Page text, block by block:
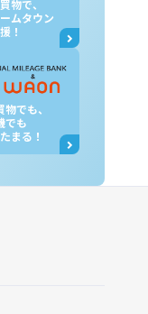
物で、
ムタウン
！
でも、
でも
まる！